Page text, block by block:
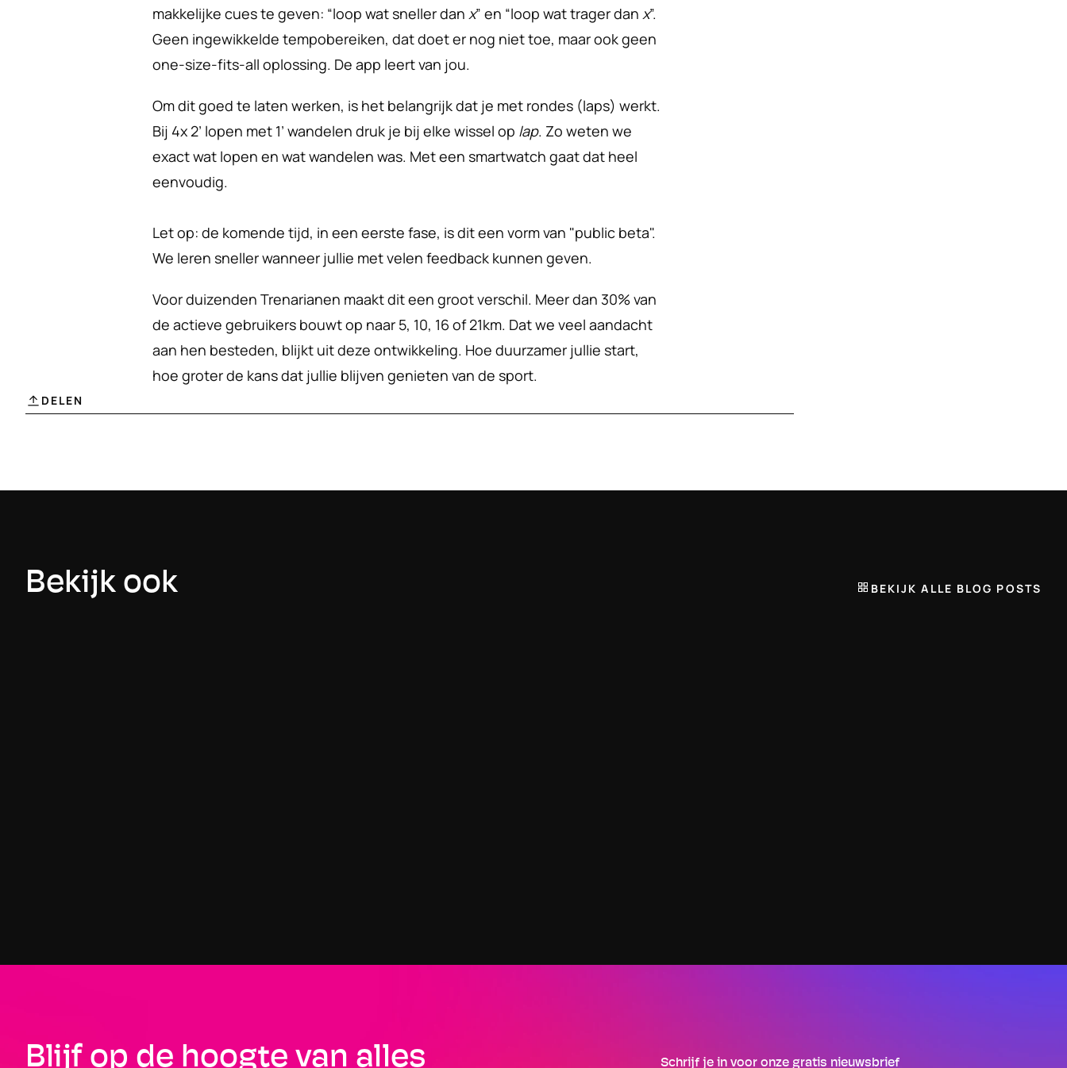
makkelijke cues te geven: “loop wat sneller dan x” en “loop wat trager dan x”.
Geen ingewikkelde tempobereiken, dat doet er nog niet toe, maar ook geen
one-size-fits-all oplossing. De app leert van jou.
Om dit goed te laten werken, is het belangrijk dat je met rondes (laps) werkt.
Bij 4x 2’ lopen met 1’ wandelen druk je bij elke wissel op lap. Zo weten we
exact wat lopen en wat wandelen was. Met een smartwatch gaat dat heel
eenvoudig.
Let op: de komende tijd, in een eerste fase, is dit een vorm van "public beta".
We leren sneller wanneer jullie met velen feedback kunnen geven.
Voor duizenden Trenarianen maakt dit een groot verschil. Meer dan 30% van
de actieve gebruikers bouwt op naar 5, 10, 16 of 21km. Dat we veel aandacht
aan hen besteden, blijkt uit deze ontwikkeling. Hoe duurzamer jullie start,
hoe groter de kans dat jullie blijven genieten van de sport.
DELEN
Bekijk ook BEKIJK ALLE BLOG POSTS
Blijf op de hoogte van alles Schrijf je in voor onze gratis nieuwsbrief